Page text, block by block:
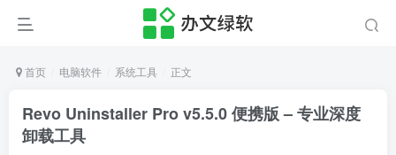
首页 电脑软件 系统工具 正文
Revo Uninstaller Pro v5.5.0 便携版 – 专业深度
卸载工具